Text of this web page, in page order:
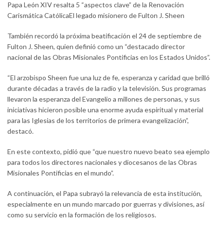
Papa León XIV resalta 5 “aspectos clave” de la Renovación
Carismática CatólicaEl legado misionero de Fulton J. Sheen
También recordó la próxima beatificación el 24 de septiembre de
Fulton J. Sheen, quien definió como un “destacado director
nacional de las Obras Misionales Pontificias en los Estados Unidos”.
“El arzobispo Sheen fue una luz de fe, esperanza y caridad que brilló
durante décadas a través de la radio y la televisión. Sus programas
llevaron la esperanza del Evangelio a millones de personas, y sus
iniciativas hicieron posible una enorme ayuda espiritual y material
para las Iglesias de los territorios de primera evangelización”,
destacó.
En este contexto, pidió que “que nuestro nuevo beato sea ejemplo
para todos los directores nacionales y diocesanos de las Obras
Misionales Pontificias en el mundo”.
A continuación, el Papa subrayó la relevancia de esta institución,
especialmente en un mundo marcado por guerras y divisiones, así
como su servicio en la formación de los religiosos.